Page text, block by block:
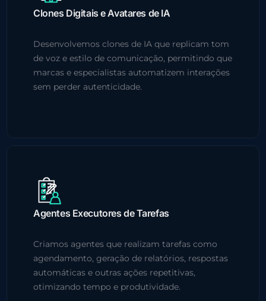
Clones Digitais e Avatares de IA
Desenvolvemos clones de IA que replicam tom
de voz e estilo de comunicação, permitindo que
marcas e especialistas automatizem interações
sem perder autenticidade.
Agentes Executores de Tarefas
Criamos agentes que realizam tarefas como
agendamento, geração de relatórios, respostas
automáticas e outras ações repetitivas,
otimizando tempo e produtividade.